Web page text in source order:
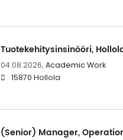
Tuotekehitysinsinööri,
04.08.2026, Academic Work
15870 Hollola
(Senior) Manager,